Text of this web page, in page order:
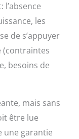
l’absence
les
de s’appuyer
(contraintes
besoins de
mais sans
être lue
une garantie